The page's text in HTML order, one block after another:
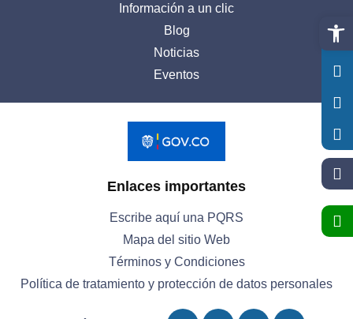
Abrir
Información a un clic
Blog
Noticias
Eventos
Enlaces importantes
Escribe aquí una PQRS
Mapa del sitio Web
Términos y Condiciones
Política de tratamiento y protección de datos personales